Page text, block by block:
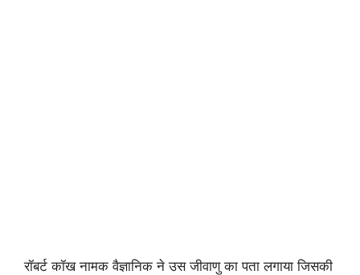
रॉबर्ट कॉख नामक वैज्ञानिक ने उस जीवाणु का पता लगाया जिसकी